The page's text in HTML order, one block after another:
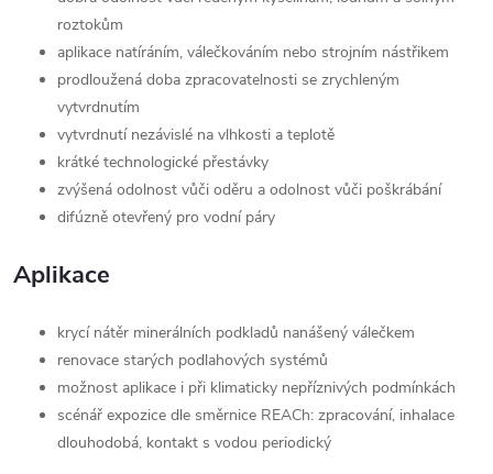
roztokům
aplikace natíráním, válečkováním nebo strojním nástřikem
prodloužená doba zpracovatelnosti se zrychleným
vytvrdnutím
vytvrdnutí nezávislé na vlhkosti a teplotě
krátké technologické přestávky
zvýšená odolnost vůči oděru a odolnost vůči poškrábání
difúzně otevřený pro vodní páry
Aplikace
krycí nátěr minerálních podkladů nanášený válečkem
renovace starých podlahových systémů
možnost aplikace i při klimaticky nepříznivých podmínkách
scénář expozice dle směrnice REACh: zpracování, inhalace
dlouhodobá, kontakt s vodou periodický